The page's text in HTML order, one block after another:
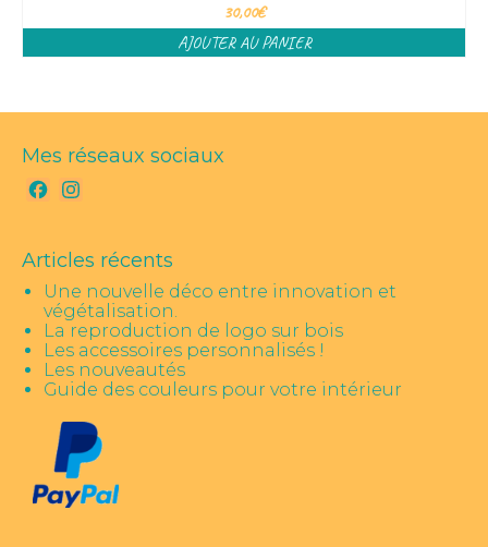
30,00€
AJOUTER AU PANIER
Mes réseaux sociaux
Facebook
Articles récents
Une nouvelle déco entre innovation et
végétalisation.
La reproduction de logo sur bois
Les accessoires personnalisés !
Les nouveautés
Guide des couleurs pour votre intérieur